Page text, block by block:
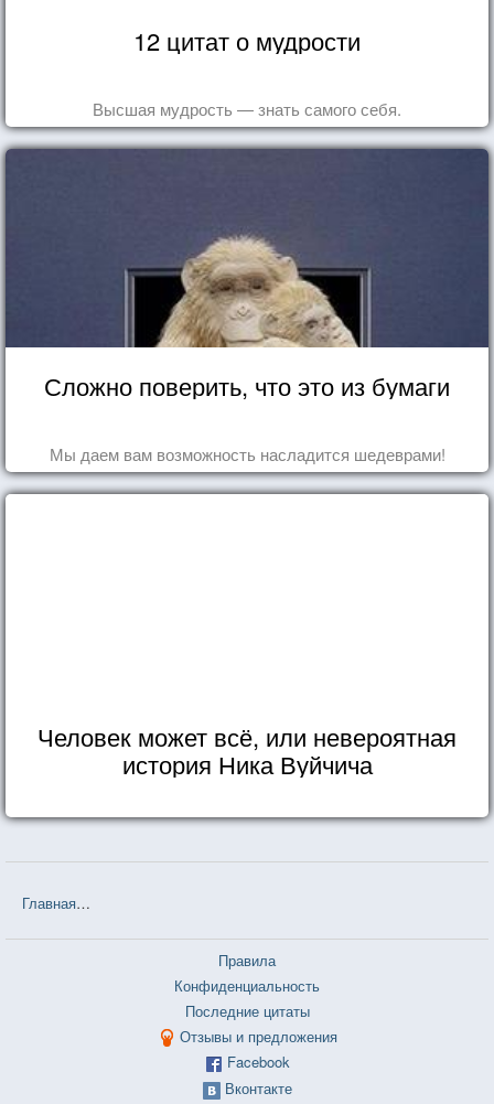
12 цитат о мудрости
Высшая мудрость — знать самого себя.
Сложно поверить, что это из бумаги
Мы даем вам возможность насладится шедеврами!
Человек может всё, или невероятная
история Ника Вуйчича
Главная
Правила
Конфиденциальность
Последние цитаты
Отзывы и предложения
Facebook
Вконтакте